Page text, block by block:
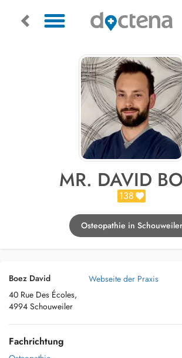
MR. DAVID
138
Osteopathie in Schouweiler
Boez David
40 Rue Des Écoles,
4994 Schouweiler
Webseite der Praxis
Fachrichtung